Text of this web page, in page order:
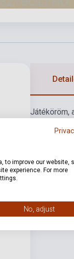
Játéköröm,
halálosan
hatni
eleven
gyakorlat
to improve our website,
experience. For more
No, adjust